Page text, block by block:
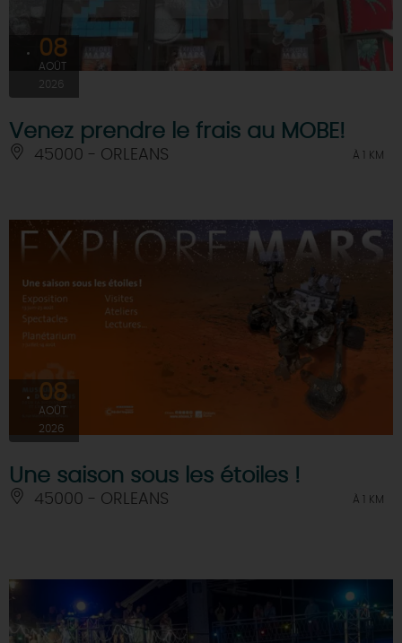
08
AOÛT
2026
Venez prendre le frais au MOBE!
45000 - ORLEANS À 1 KM
08
AOÛT
2026
Une saison sous les étoiles !
45000 - ORLEANS À 1 KM